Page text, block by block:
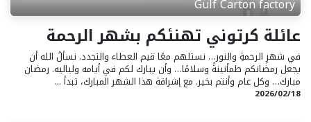
Gulf Carton factory
عائلة كرتوني تهنئكم بشهر الرحمة
في شهرِ الرحمةِ والنور… نستلهم معًا قيم العطاء والتجدد. نسألُ الله أن
يجعل رمضانكم طمأنينةً وسلامًا… وأن يبارك لكم في أيامه ولياليه. رمضان
مبارك… وكل عام وأنتم بخير. مع إشراقة هذا الشهر المبارك، تبدأ ...
18‏/02‏/2026